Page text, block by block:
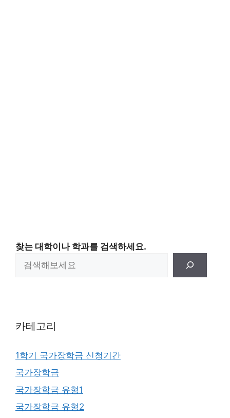
찾는 대학이나 학과를 검색하세요.
카테고리
1학기 국가장학금 신청기간
국가장학금
국가장학금 유형1
국가장학금 유형2